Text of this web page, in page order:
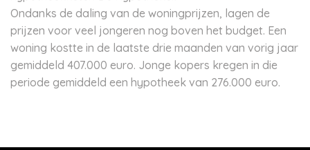
Ondanks de daling van de woningprijzen, lagen de
prijzen voor veel jongeren nog boven het budget. Een
woning kostte in de laatste drie maanden van vorig jaar
gemiddeld 407.000 euro. Jonge kopers kregen in die
periode gemiddeld een hypotheek van 276.000 euro.